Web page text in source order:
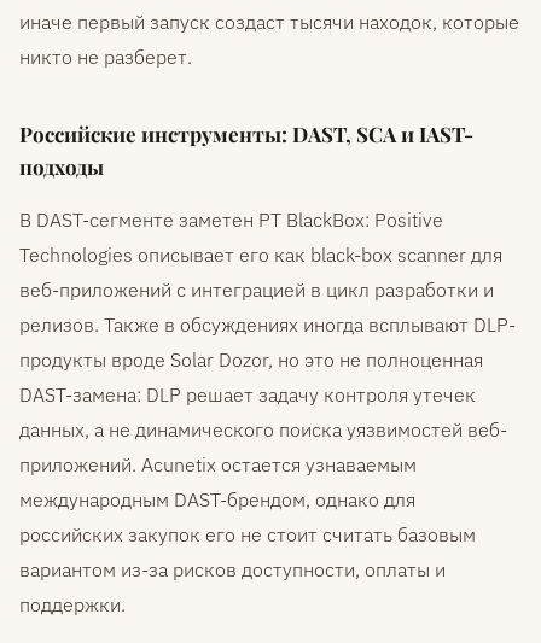
иначе первый запуск создаст тысячи находок, которые
никто не разберет.
Российские инструменты: DAST, SCA и IAST-
подходы
В DAST-сегменте заметен PT BlackBox: Positive
Technologies описывает его как black-box scanner для
веб-приложений с интеграцией в цикл разработки и
релизов. Также в обсуждениях иногда всплывают DLP-
продукты вроде Solar Dozor, но это не полноценная
DAST-замена: DLP решает задачу контроля утечек
данных, а не динамического поиска уязвимостей веб-
приложений. Acunetix остается узнаваемым
международным DAST-брендом, однако для
российских закупок его не стоит считать базовым
вариантом из-за рисков доступности, оплаты и
поддержки.